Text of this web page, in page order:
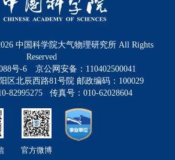
中国科学院大气物理研究所 All Rights
Reserved
号-6
京公网安备：110402500041
区北辰西路81号院 邮政编码：100029
82995275 传真号：010-62028604
官方微博